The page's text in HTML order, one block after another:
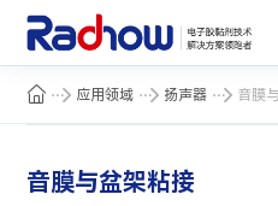
应用领域 扬声器 音膜
音膜与盆架粘接